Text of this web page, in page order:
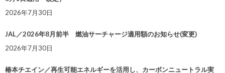
2026年7月30日
JAL／2026年8月前半 燃油サーチャージ適用額のお知らせ(変更)
2026年7月30日
椿本チエイン／再生可能エネルギーを活用し、カーボンニュートラル実